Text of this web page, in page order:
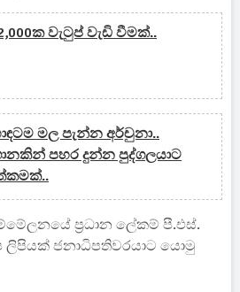
වැටුප් වැඩි වීමක්..
මල පැන්න අර්චුනා..
පහර දුන්න පුද්ගලයාට
ප්‍රධාන ලේකම් පී.එස්.
ලිපියක් ජනාධිපතිවරයාට යොමු